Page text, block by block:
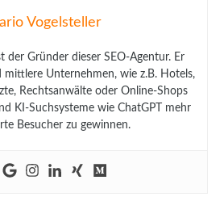
Vogelsteller
der Gründer dieser SEO-Agentur. Er
Unternehmen, wie z.B. Hotels,
Rechtsanwälte oder Online-Shops
KI-Suchsysteme wie ChatGPT mehr
Besucher zu gewinnen.